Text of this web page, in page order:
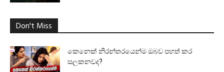
Don't Miss
කෙනෙක් නිරන්තරයෙන්ම ඔබව පහත් කර
සලකනවද?